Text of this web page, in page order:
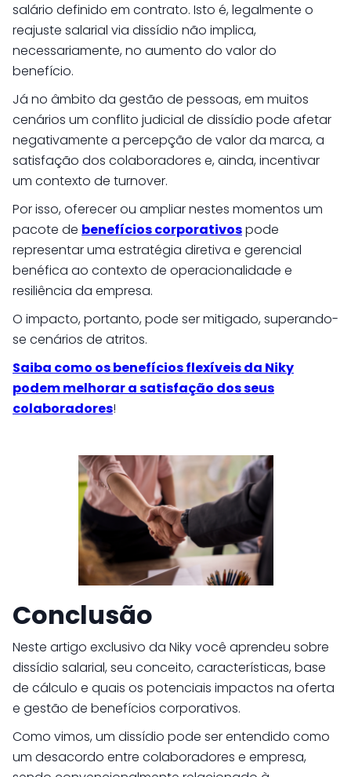
salário definido em contrato. Isto é, legalmente o
reajuste salarial via dissídio não implica,
necessariamente, no aumento do valor do
benefício.
Já no âmbito da gestão de pessoas, em muitos
cenários um conflito judicial de dissídio pode afetar
negativamente a percepção de valor da marca, a
satisfação dos colaboradores e, ainda, incentivar
um contexto de turnover.
Por isso, oferecer ou ampliar nestes momentos um
pacote de benefícios corporativospode
representar uma estratégia diretiva e gerencial
benéfica ao contexto de operacionalidade e
resiliência da empresa.
O impacto, portanto, pode ser mitigado, superando-
se cenários de atritos.
Saiba como os benefícios flexíveis da Niky
podem melhorar a satisfação dos seus
colaboradores!
Conclusão
Neste artigo exclusivo da Niky você aprendeu sobre
dissídio salarial, seu conceito, características, base
de cálculo e quais os potenciais impactos na oferta
e gestão de benefícios corporativos.
Como vimos, um dissídio pode ser entendido como
um desacordo entre colaboradores e empresa,